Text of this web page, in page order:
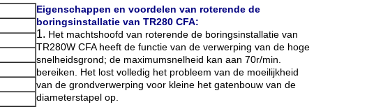
Eigenschappen en voordelen van roterende de
boringsinstallatie van TR280 CFA:
1. Het machtshoofd van roterende de boringsinstallatie van
TR280W CFA heeft de functie van de verwerping van de hoge
snelheidsgrond; de maximumsnelheid kan aan 70r/min.
bereiken. Het lost volledig het probleem van de moeilijkheid
van de grondverwerping voor kleine het gatenbouw van de
diameterstapel op.